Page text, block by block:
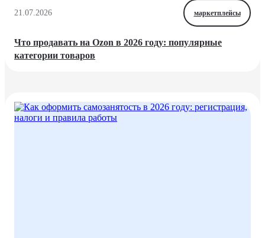
21.07.2026 маркетплейсы
Что продавать на Ozon в 2026 году: популярные
категории товаров